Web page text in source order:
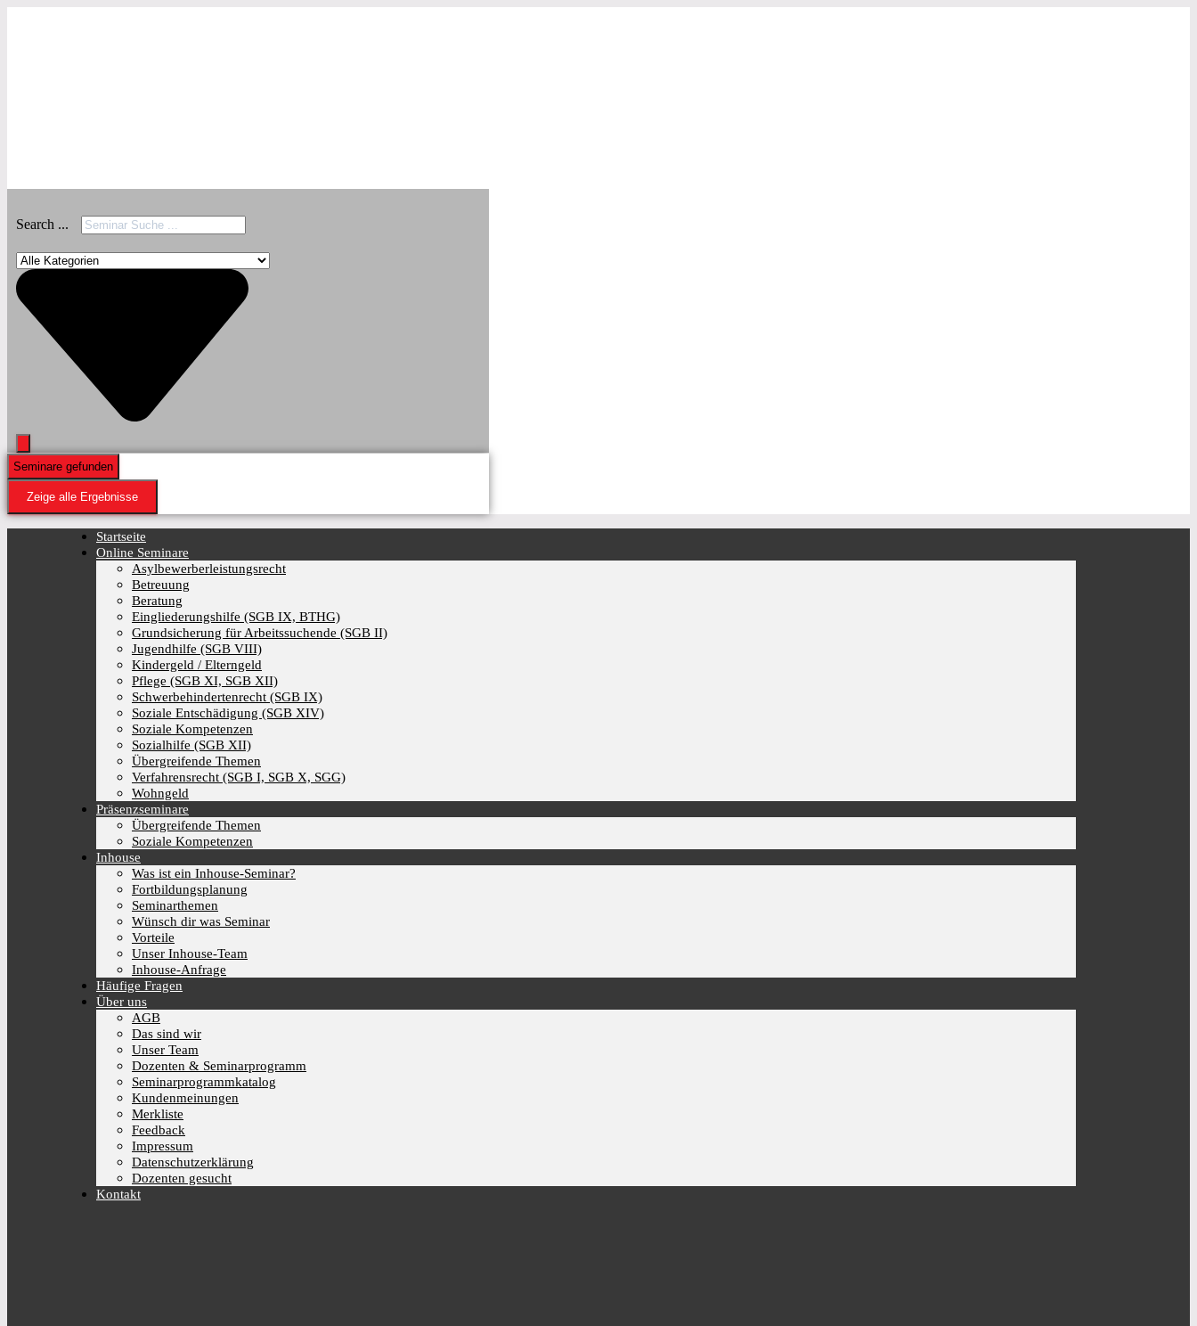
Search ...
Seminare gefunden
Zeige alle Ergebnisse
Startseite
Online Seminare
Asylbewerberleistungsrecht
Betreuung
Beratung
Eingliederungshilfe (SGB IX, BTHG)
Grundsicherung für Arbeitssuchende (SGB II)
Jugendhilfe (SGB VIII)
Kindergeld / Elterngeld
Pflege (SGB XI, SGB XII)
Schwerbehindertenrecht (SGB IX)
Soziale Entschädigung (SGB XIV)
Soziale Kompetenzen
Sozialhilfe (SGB XII)
Übergreifende Themen
Verfahrensrecht (SGB I, SGB X, SGG)
Wohngeld
Präsenzseminare
Übergreifende Themen
Soziale Kompetenzen
Inhouse
Was ist ein Inhouse-Seminar?
Fortbildungsplanung
Seminarthemen
Wünsch dir was Seminar
Vorteile
Unser Inhouse-Team
Inhouse-Anfrage
Häufige Fragen
Über uns
AGB
Das sind wir
Unser Team
Dozenten & Seminarprogramm
Seminarprogrammkatalog
Kundenmeinungen
Merkliste
Feedback
Impressum
Datenschutzerklärung
Dozenten gesucht
Kontakt